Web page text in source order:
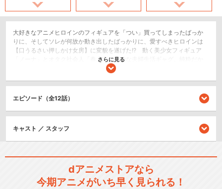
大好きなアニメヒロインのフィギュアを「つい」買ってしまったばっか
りに、そしてソレが何故か動き出したばっかりに、愛すべきヒロインは
【口うるさい押しかけ女房】に変貌を遂げた!? 動く美少女フィギュア
「ノーナ」とオタク社会人「春人」の奇妙な夫婦生活ギャグ。純粋だか
ら手に負えない「愛すべきちっちゃい」は無敵です!?
ショート
恋愛/ラブコメ
SF/ファンタジー
さらに見る
エピソード（全12話）
キャスト ／ スタッフ
dアニメストアなら
今期アニメがいち早く見られる！